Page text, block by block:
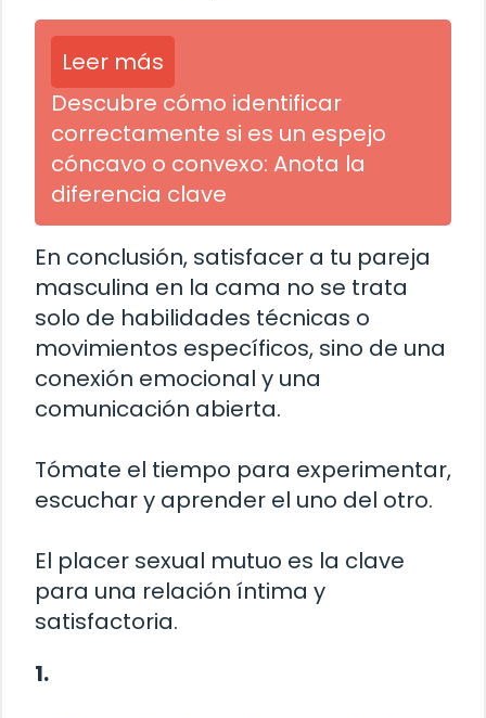
Leer más
Descubre cómo identificar
correctamente si es un espejo
cóncavo o convexo: Anota la
diferencia clave
En conclusión, satisfacer a tu pareja
masculina en la cama no se trata
solo de habilidades técnicas o
movimientos específicos, sino de una
conexión emocional y una
comunicación abierta.
Tómate el tiempo para experimentar,
escuchar y aprender el uno del otro.
El placer sexual mutuo es la clave
para una relación íntima y
satisfactoria.
1.